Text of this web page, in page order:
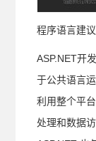
程序语言建
ASP.NET开
于公共语言
利用整个平
处理和数据